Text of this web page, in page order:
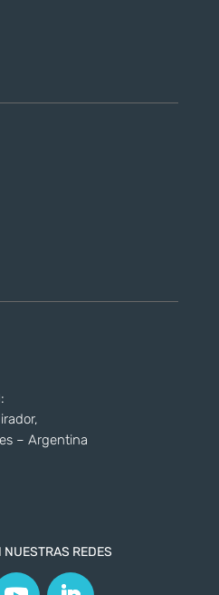
– Argentina
NUESTRAS REDES